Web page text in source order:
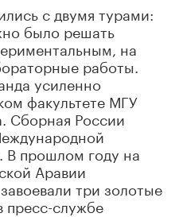
с двумя турами:
было решать
на
работы.
усиленно
факультете МГУ
Сборная России
В прошлом году на
Аравии
три золотые
пресс-службе